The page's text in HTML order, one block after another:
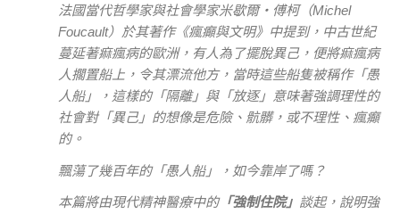
法國當代哲學家與社會學家米歇爾‧傅柯（Michel
Foucault）於其著作《瘋癲與文明》中提到，中古世紀
蔓延著痲瘋病的歐洲，有人為了擺脫異己，便將痲瘋病
人擱置船上，令其漂流他方，當時這些船隻被稱作「愚
人船」，這樣的「隔離」與「放逐」意味著強調理性的
社會對「異己」的想像是危險、骯髒，或不理性、瘋癲
的。
飄蕩了幾百年的「愚人船」，如今靠岸了嗎？
本篇將由現代精神醫療中的「強制住院」 談起，說明強